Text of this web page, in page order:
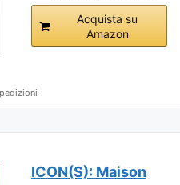
Acquista su
Amazon
ICON(S): Maison